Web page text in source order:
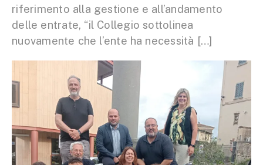
riferimento alla gestione e all’andamento
delle entrate, “il Collegio sottolinea
nuovamente che l’ente ha necessità […]